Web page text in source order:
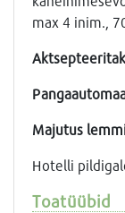
max 4 inim.,
Majutus
Hotelli
Toatüübid